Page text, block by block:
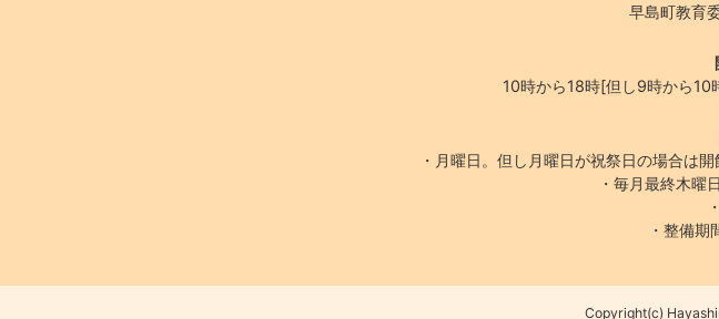
早島町教育
10時から18時[但し9時から10
・月曜日。但し月曜日が祝祭日の場合は
・毎月最終木曜
・整備期
Copyright(c)